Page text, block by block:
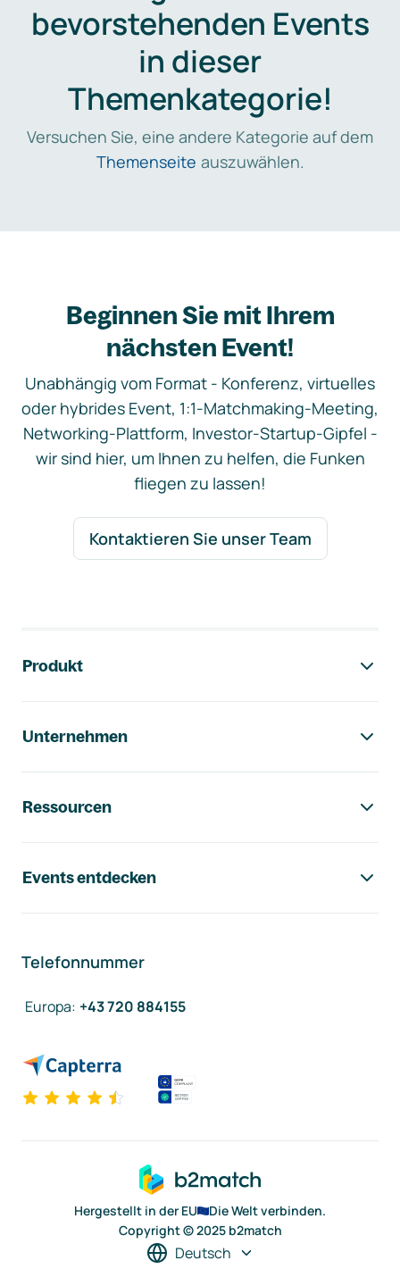
bevorstehenden Events
in dieser
Themenkategorie!
Versuchen Sie, eine andere Kategorie auf dem
Themenseite auszuwählen.
Beginnen Sie mit Ihrem
nächsten Event!
Unabhängig vom Format - Konferenz, virtuelles
oder hybrides Event, 1:1-Matchmaking-Meeting,
Networking-Plattform, Investor-Startup-Gipfel -
wir sind hier, um Ihnen zu helfen, die Funken
fliegen zu lassen!
Kontaktieren Sie unser Team
Produkt
Unternehmen
Ressourcen
Events entdecken
Telefonnummer
Europa: +43 720 884155
Hergestellt in der EU
Die Welt verbinden.
Copyright © 2025 b2match
Deutsch